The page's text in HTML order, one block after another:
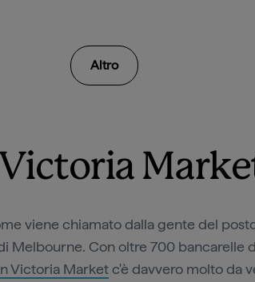
Altro
viene chiamato dalla gente del
Melbourne. Con oltre 700 bancarelle
Victoria Marketc'è davvero molto da